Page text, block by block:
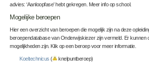
advies: ‘Aanloopfase’ hebt gekregen. Meer info op school.
Mogelijke beroepen
Hier een overzicht van beroepen die mogelijk zijn na deze
beroependatabase van Onderwijskiezer zijn vermeld. Er kunnen
mogelijkheden zijn. Klik op een beroep voor meer informatie.
Koeltechnicus (
knelpuntberoep)